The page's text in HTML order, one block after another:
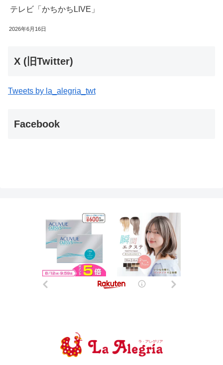
テレビ「かちかちLIVE」
2026年6月16日
X (旧Twitter)
Tweets by la_alegria_twt
Facebook